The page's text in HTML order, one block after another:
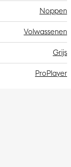
Noppen
Volwassenen
Grijs
ProPlayer